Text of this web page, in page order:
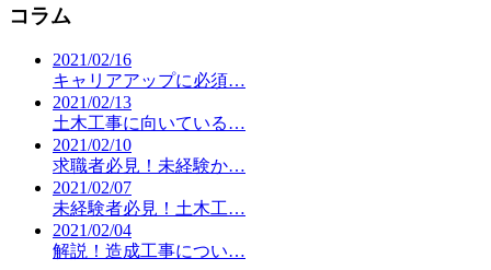
コラム
2021/02/16
キャリアアップに必須…
2021/02/13
土木工事に向いている…
2021/02/10
求職者必見！未経験か…
2021/02/07
未経験者必見！土木工…
2021/02/04
解説！造成工事につい…